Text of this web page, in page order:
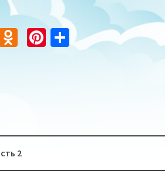
Odnoklassniki
Pinterest
Отправить
2